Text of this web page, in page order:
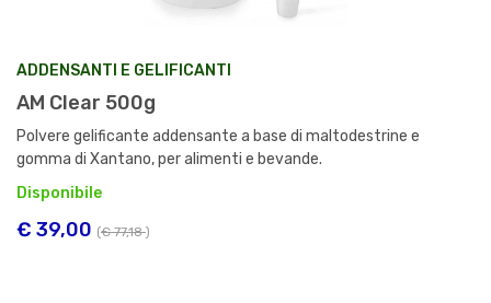
ADDENSANTI E GELIFICANTI
AM Clear 500g
Polvere gelificante addensante a base di maltodestrine e
gomma di Xantano, per alimenti e bevande.
Disponibile
€ 39,00 (€ 77,18)